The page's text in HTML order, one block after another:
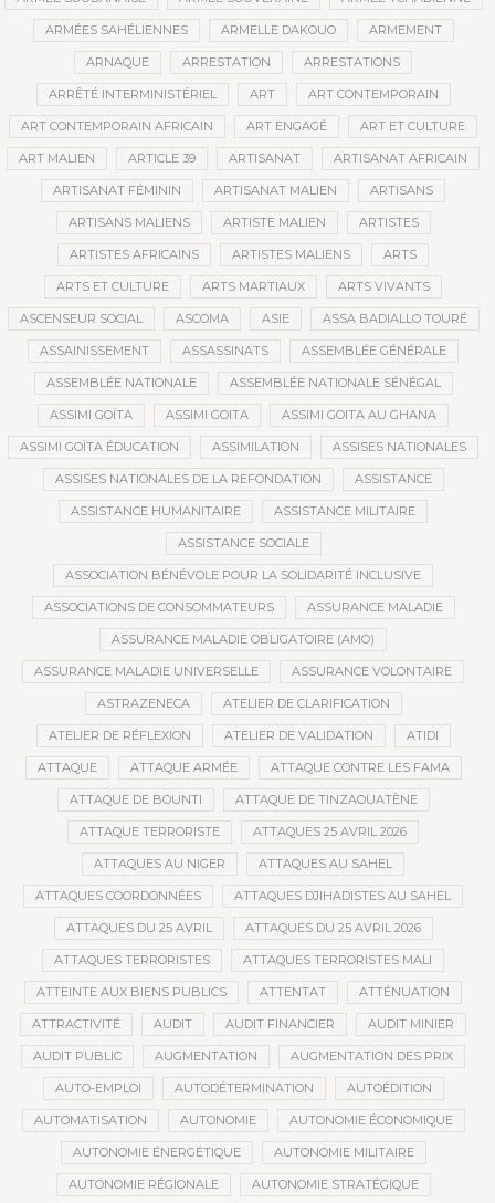
ARMÉES SAHÉLIENNES ARMELLE DAKOUO ARMEMENT
ARNAQUE ARRESTATION ARRESTATIONS
ARRÊTÉ INTERMINISTÉRIEL ART ART CONTEMPORAIN
ART CONTEMPORAIN AFRICAIN ART ENGAGÉ ART ET CULTURE
ART MALIEN ARTICLE 39 ARTISANAT ARTISANAT AFRICAIN
ARTISANAT FÉMININ ARTISANAT MALIEN ARTISANS
ARTISANS MALIENS ARTISTE MALIEN ARTISTES
ARTISTES AFRICAINS ARTISTES MALIENS ARTS
ARTS ET CULTURE ARTS MARTIAUX ARTS VIVANTS
ASCENSEUR SOCIAL ASCOMA ASIE ASSA BADIALLO TOURÉ
ASSAINISSEMENT ASSASSINATS ASSEMBLÉE GÉNÉRALE
ASSEMBLÉE NATIONALE ASSEMBLÉE NATIONALE SÉNÉGAL
ASSIMI GOÏTA ASSIMI GOITA ASSIMI GOITA AU GHANA
ASSIMI GOÏTA ÉDUCATION ASSIMILATION ASSISES NATIONALES
ASSISES NATIONALES DE LA REFONDATION ASSISTANCE
ASSISTANCE HUMANITAIRE ASSISTANCE MILITAIRE
ASSISTANCE SOCIALE
ASSOCIATION BÉNÉVOLE POUR LA SOLIDARITÉ INCLUSIVE
ASSOCIATIONS DE CONSOMMATEURS ASSURANCE MALADIE
ASSURANCE MALADIE OBLIGATOIRE (AMO)
ASSURANCE MALADIE UNIVERSELLE ASSURANCE VOLONTAIRE
ASTRAZENECA ATELIER DE CLARIFICATION
ATELIER DE RÉFLEXION ATELIER DE VALIDATION ATIDI
ATTAQUE ATTAQUE ARMÉE ATTAQUE CONTRE LES FAMA
ATTAQUE DE BOUNTI ATTAQUE DE TINZAOUATÈNE
ATTAQUE TERRORISTE ATTAQUES 25 AVRIL 2026
ATTAQUES AU NIGER ATTAQUES AU SAHEL
ATTAQUES COORDONNÉES ATTAQUES DJIHADISTES AU SAHEL
ATTAQUES DU 25 AVRIL ATTAQUES DU 25 AVRIL 2026
ATTAQUES TERRORISTES ATTAQUES TERRORISTES MALI
ATTEINTE AUX BIENS PUBLICS ATTENTAT ATTÉNUATION
ATTRACTIVITÉ AUDIT AUDIT FINANCIER AUDIT MINIER
AUDIT PUBLIC AUGMENTATION AUGMENTATION DES PRIX
AUTO-EMPLOI AUTODÉTERMINATION AUTOÉDITION
AUTOMATISATION AUTONOMIE AUTONOMIE ÉCONOMIQUE
AUTONOMIE ÉNERGÉTIQUE AUTONOMIE MILITAIRE
AUTONOMIE RÉGIONALE AUTONOMIE STRATÉGIQUE